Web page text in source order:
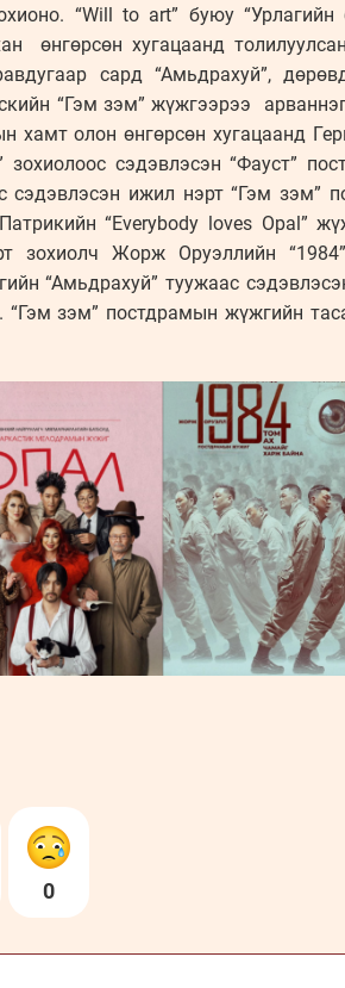
“Will to art” буюу “Урлагийн
өнгөрсөн хугацаанд
сард “Амьдрахуй”,
“Гэм зэм” жүжгээрээ
хамт олон өнгөрсөн хугацаанд
зохиолоос сэдэвлэсэн “Фауст”
ижил нэрт “Гэм зэм”
“Everybody loves Opal”
зохиолч Жорж Оруэллийн
“Амьдрахуй” туужаас
“Гэм зэм” постдрамын жүжгийн
0